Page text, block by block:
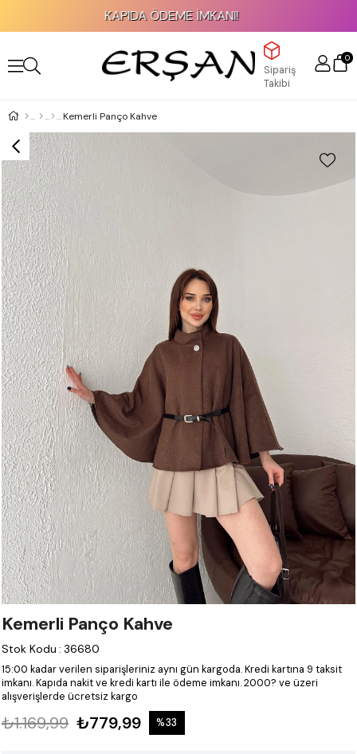
KAPIDA ÖDEME İMKANI!
Sipariş
Takibi
0
Kemerli Panço Kahve
Kemerli Panço Kahve
Stok Kodu : 36680
15:00 kadar verilen siparişleriniz aynı gün kargoda.Kredi kartına 9 taksit
imkanı.Kapıda nakit ve kredi kartı ile ödeme imkanı.2000? ve üzeri
alışverişlerde ücretsiz kargo
₺1.169,99 ₺779,99 %33